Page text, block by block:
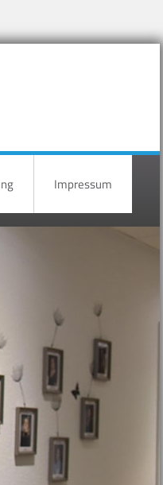
Impressum